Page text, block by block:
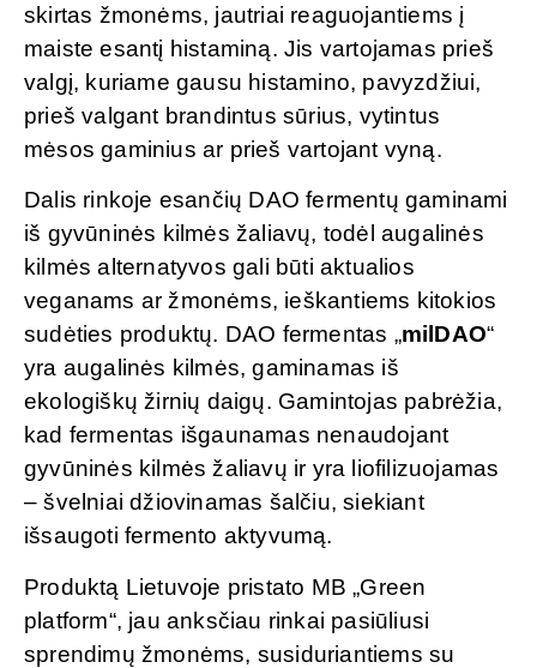
skirtas žmonėms, jautriai reaguojantiems į
maiste esantį histaminą. Jis vartojamas prieš
valgį, kuriame gausu histamino, pavyzdžiui,
prieš valgant brandintus sūrius, vytintus
mėsos gaminius ar prieš vartojant vyną.
Dalis rinkoje esančių DAO fermentų gaminami
iš gyvūninės kilmės žaliavų, todėl augalinės
kilmės alternatyvos gali būti aktualios
veganams ar žmonėms, ieškantiems kitokios
sudėties produktų. DAO fermentas „milDAO“
yra augalinės kilmės, gaminamas iš
ekologiškų žirnių daigų. Gamintojas pabrėžia,
kad fermentas išgaunamas nenaudojant
gyvūninės kilmės žaliavų ir yra liofilizuojamas
– švelniai džiovinamas šalčiu, siekiant
išsaugoti fermento aktyvumą.
Produktą Lietuvoje pristato MB „Green
platform“, jau anksčiau rinkai pasiūliusi
sprendimų žmonėms, susiduriantiems su